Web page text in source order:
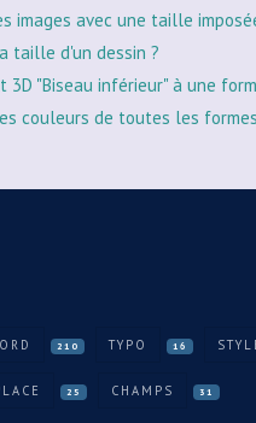
images avec une taille
taille d'un dessin ?
3D "Biseau inférieur" à une
couleurs de toutes les
210 TYPO 16
25 CHAMPS 31